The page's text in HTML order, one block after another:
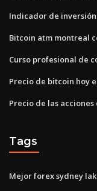
Indicador de
Bitcoin atm montreal
Curso profesional de
Precio de bitcoin hoy
Precio de las acciones
Tags
Mejor forex sydney